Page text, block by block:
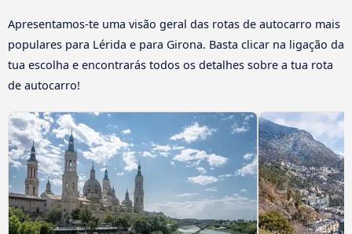
Apresentamos-te uma visão geral das rotas de autocarro mais
populares para Lérida e para Girona. Basta clicar na ligação da
tua escolha e encontrarás todos os detalhes sobre a tua rota
de autocarro!